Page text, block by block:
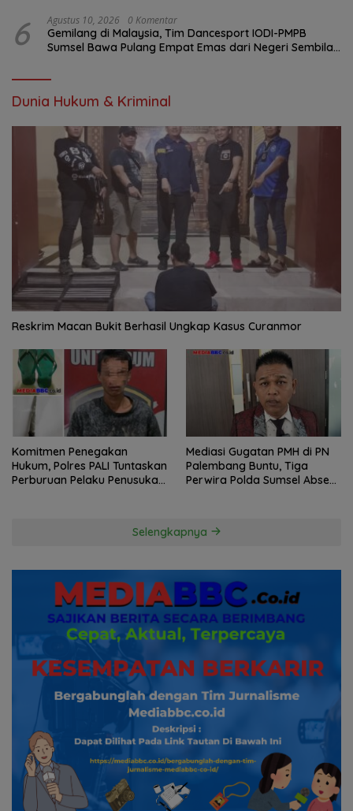
6 Agustus 10, 2026 0 Komentar
Gemilang di Malaysia, Tim Dancesport IODI-PMPB
Sumsel Bawa Pulang Empat Emas dari Negeri Sembilan
Dunia Hukum & Kriminal
Reskrim Macan Bukit Berhasil Ungkap Kasus Curanmor
Komitmen Penegakan
Hukum, Polres PALI Tuntaskan
Perburuan Pelaku Penusukan
Mediasi Gugatan PMH di PN
Palembang Buntu, Tiga
Perwira Polda Sumsel Absen,
Selengkapnya